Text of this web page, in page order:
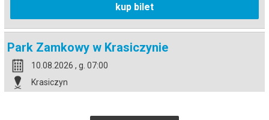
kup bilet
Park Zamkowy w Krasiczynie
10.08.2026 , g. 07:00
Krasiczyn